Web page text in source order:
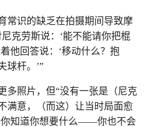
常识的缺乏在拍摄期间导致摩
克劳斯说：‘能不能请你把棍
他回答说：‘移动什么？抱
球杆。’”
多照片，但“没有一张是（尼克
满意，（而这）让当时局面愈
你知道你想要什么——你也不会